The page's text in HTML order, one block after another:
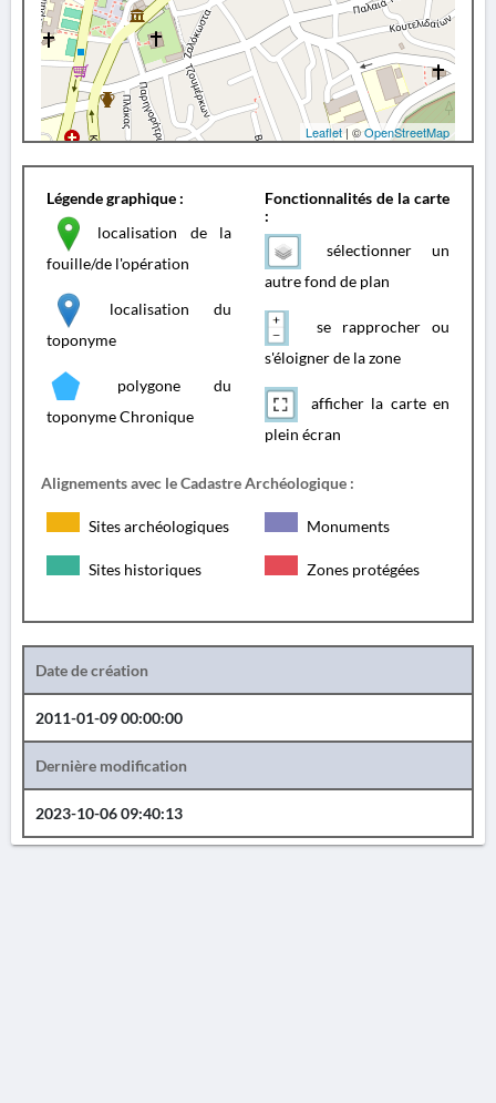
Leaflet | ©OpenStreetMap
Légende graphique :
localisation de la
fouille/de l'opération
localisation du
toponyme
polygone du
toponyme Chronique
Fonctionnalités de la carte
:
sélectionner un
autre fond de plan
se rapprocher ou
s'éloigner de la zone
afficher la carte en
plein écran
Alignements avec le Cadastre Archéologique :
Sites archéologiques Monuments
Sites historiques Zones protégées
Date de création
2011-01-09 00:00:00
Dernière modification
2023-10-06 09:40:13